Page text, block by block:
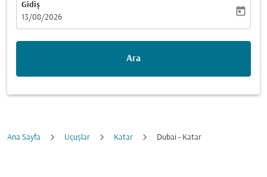
Gidiş
fc-booking-departure-date-aria-label
13/08/2026
today
Ara
Ana Sayfa Uçuşlar Katar Dubai - Katar